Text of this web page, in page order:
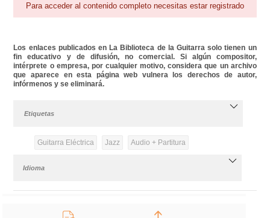
Para acceder al contenido completo necesitas estar registrado
Los enlaces publicados en La Biblioteca de la Guitarra solo tienen un
fin educativo y de difusión, no comercial. Si algún compositor,
intérprete o empresa, por cualquier motivo, considera que un archivo
que aparece en esta página web vulnera los derechos de autor,
infórmenos y se eliminará.
Etiquetas
Guitarra Eléctrica Jazz Audio + Partitura
Idioma